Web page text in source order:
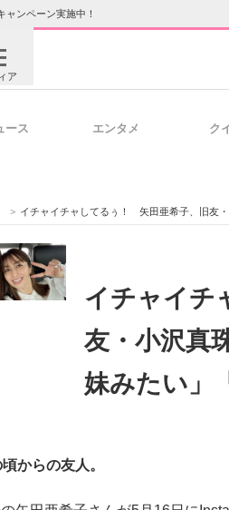
ャンペーン実施中！
ア
ビジネスと働き方のヒント
ITエンジニア向け専門サイト 企業向
ょっと気になるネットの話題
ース エンタメ ク
> イチャイチャしてるぅ！ 矢田亜希子、旧友
イチャイチ
友・小沢真
妹みたい」
からの友人。